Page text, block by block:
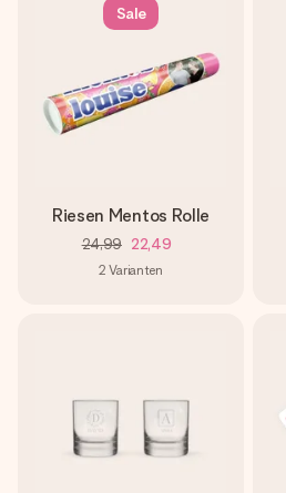
Sale
Riesen Mentos Rolle
24,99 22,49
2 Varianten